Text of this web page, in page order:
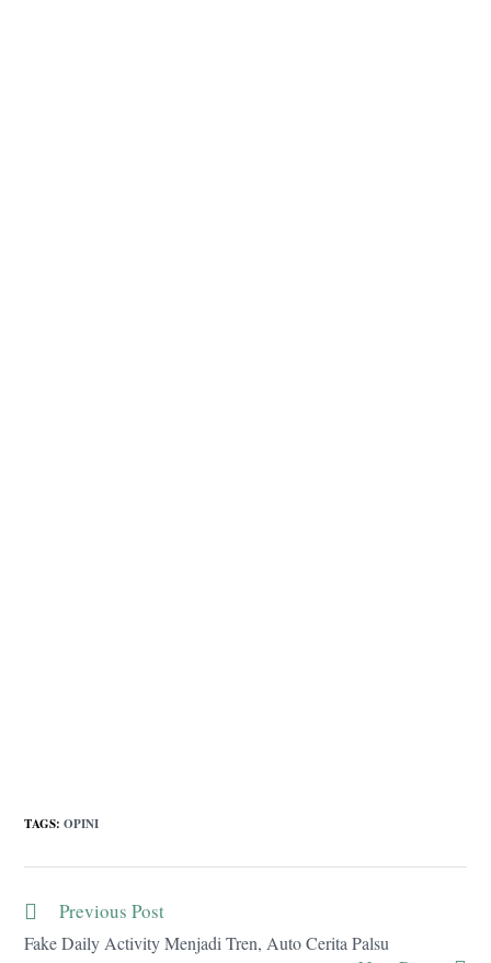
TAGS:OPINI
Read
articles
Previous Post
Fake Daily Activity Menjadi Tren, Auto Cerita Palsu